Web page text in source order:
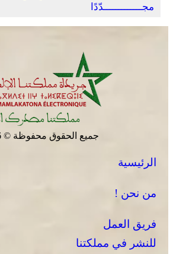
مجـــــــــــــدّدًا
جميع الحقوق محفوظة © 2026
الرئيسية
من نحن !
فريق العمل
للنشر في مملكتنا